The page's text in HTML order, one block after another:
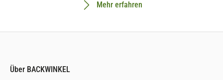
Mehr erfahren
Über BACKWINKEL